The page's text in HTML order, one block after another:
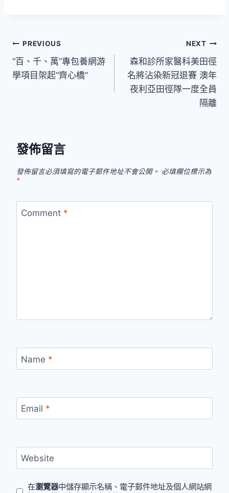
文
章
PREVIOUS
“百、千、萬”專包養網游
學項目架起“齊心橋”
NEXT
森和診所家醫科美田徑
名將沾染新冠退賽 澳年
夜利亞田徑隊一度全員
隔離
發佈留言
發佈留言必須填寫的電子郵件地址不會公開。 必填欄位標示為
*
Comment *
Name *
Email *
Website
在瀏覽器中儲存顯示名稱、電子郵件地址及個人網站網